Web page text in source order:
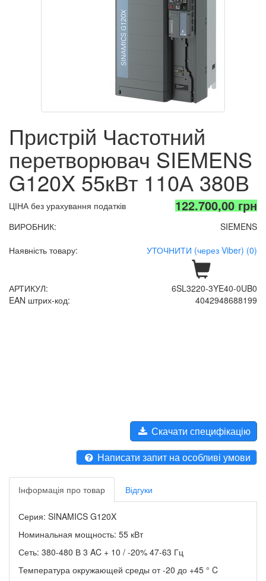
Пристрій Частотний
перетворювач SIEMENS
G120X 55кВт 110А 380В
ЦІНА без урахування податків 122.700,00 грн
ВИРОБНИК:
SIEMENS
Наявність товару:
УТОЧНИТИ (через Viber) (0)
АРТИКУЛ:
6SL3220-3YE40-0UB0
EAN штрих-код:
4042948688199
Скачати специфікацію
Написати запит на особливі умови
Інформація про товар Відгуки
Серия: SINAMICS G120X
Номинальная мощность: 55 кВт
Сеть: 380-480 В 3 AC + 10 / -20% 47-63 Гц
Температура окружающей среды от -20 до +45 ° C